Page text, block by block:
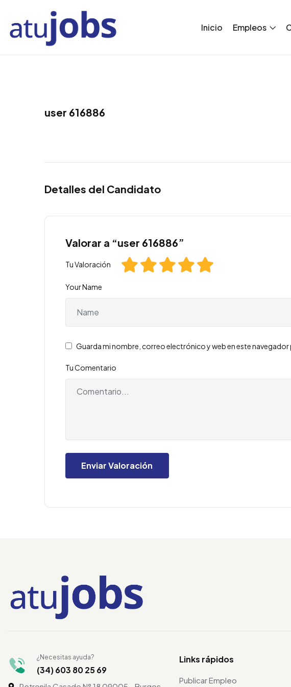
Inicio Empleos
user 616886
Detalles del Candidato
Valorar a “user 616886”
Tu Valoración
Your Name
Guarda mi nombre, correo electrónico y web en este navegador
Tu Comentario
¿Necesitas ayuda?
(34) 603 80 25 69
Links rápidos
Publicar Empleo